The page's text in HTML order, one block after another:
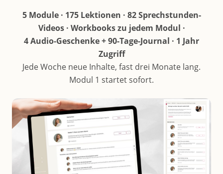
5 Module · 175 Lektionen · 82 Sprechstunden-
Videos · Workbooks zu jedem Modul ·
4 Audio-Geschenke + 90-Tage-Journal · 1 Jahr
Zugriff
Jede Woche neue Inhalte, fast drei Monate lang.
Modul 1 startet sofort.